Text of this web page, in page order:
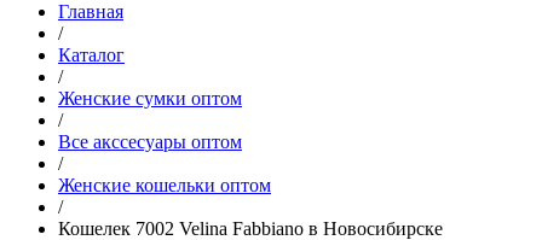
Главная
/
Каталог
/
Женские сумки оптом
/
Все акссесуары оптом
/
Женские кошельки оптом
/
Кошелек 7002 Velina Fabbiano в Новосибирске